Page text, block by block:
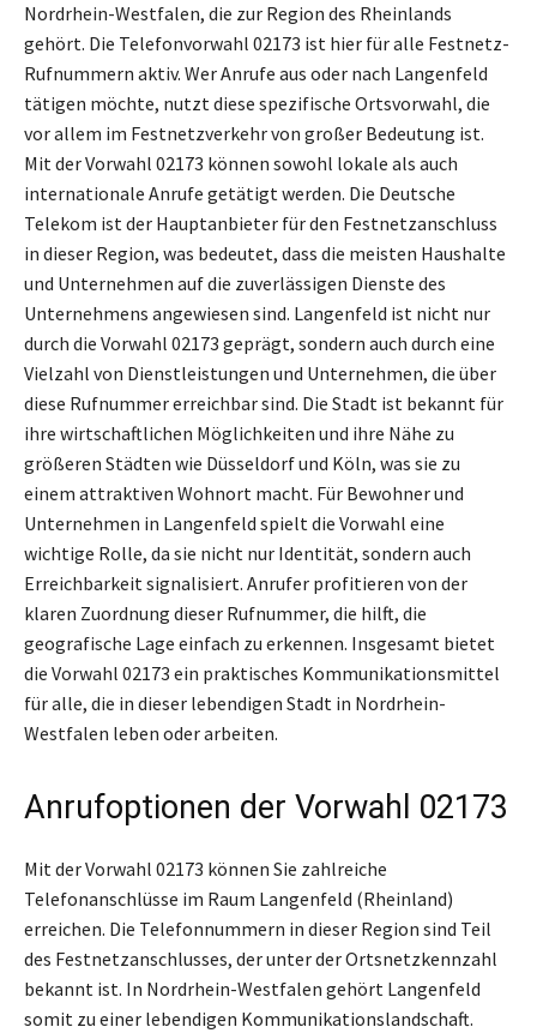
Nordrhein-Westfalen, die zur Region des Rheinlands
gehört. Die Telefonvorwahl 02173 ist hier für alle Festnetz-
Rufnummern aktiv. Wer Anrufe aus oder nach Langenfeld
tätigen möchte, nutzt diese spezifische Ortsvorwahl, die
vor allem im Festnetzverkehr von großer Bedeutung ist.
Mit der Vorwahl 02173 können sowohl lokale als auch
internationale Anrufe getätigt werden. Die Deutsche
Telekom ist der Hauptanbieter für den Festnetzanschluss
in dieser Region, was bedeutet, dass die meisten Haushalte
und Unternehmen auf die zuverlässigen Dienste des
Unternehmens angewiesen sind. Langenfeld ist nicht nur
durch die Vorwahl 02173 geprägt, sondern auch durch eine
Vielzahl von Dienstleistungen und Unternehmen, die über
diese Rufnummer erreichbar sind. Die Stadt ist bekannt für
ihre wirtschaftlichen Möglichkeiten und ihre Nähe zu
größeren Städten wie Düsseldorf und Köln, was sie zu
einem attraktiven Wohnort macht. Für Bewohner und
Unternehmen in Langenfeld spielt die Vorwahl eine
wichtige Rolle, da sie nicht nur Identität, sondern auch
Erreichbarkeit signalisiert. Anrufer profitieren von der
klaren Zuordnung dieser Rufnummer, die hilft, die
geografische Lage einfach zu erkennen. Insgesamt bietet
die Vorwahl 02173 ein praktisches Kommunikationsmittel
für alle, die in dieser lebendigen Stadt in Nordrhein-
Westfalen leben oder arbeiten.
Anrufoptionen der Vorwahl 02173
Mit der Vorwahl 02173 können Sie zahlreiche
Telefonanschlüsse im Raum Langenfeld (Rheinland)
erreichen. Die Telefonnummern in dieser Region sind Teil
des Festnetzanschlusses, der unter der Ortsnetzkennzahl
bekannt ist. In Nordrhein-Westfalen gehört Langenfeld
somit zu einer lebendigen Kommunikationslandschaft.